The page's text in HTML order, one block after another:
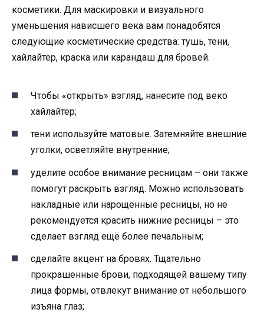
косметики. Для маскировки и визуального
уменьшения нависшего века вам понадобятся
следующие косметические средства: тушь, тени,
хайлайтер, краска или карандаш для бровей.
Чтобы «открыть» взгляд, нанесите под веко
хайлайтер;
тени используйте матовые. Затемняйте внешние
уголки, осветляйте внутренние;
уделите особое внимание ресницам – они также
помогут раскрыть взгляд. Можно использовать
накладные или нарощенные ресницы, но не
рекомендуется красить нижние ресницы – это
сделает взгляд ещё более печальным;
сделайте акцент на бровях. Тщательно
прокрашенные брови, подходящей вашему типу
лица формы, отвлекут внимание от небольшого
изъяна глаз;